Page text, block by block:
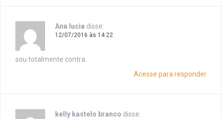
Ana lucia disse:
12/07/2016 às 14:22
sou totalmente contra.
Acesse para responder
kelly kastelo branco disse: